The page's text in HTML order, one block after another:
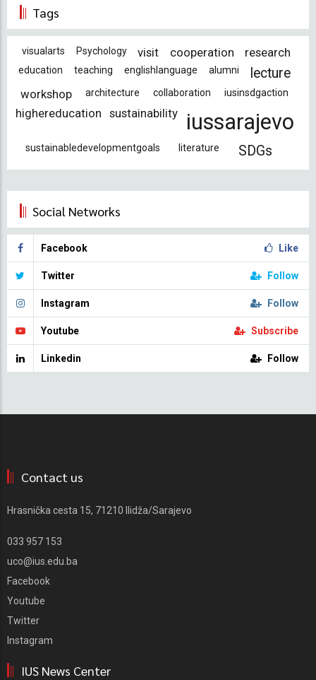
sayfa
Tags
visualarts Psychology visit cooperation research
education teaching englishlanguage alumni lecture
workshop architecture collaboration iusinsdgaction
highereducation sustainability iussarajevo
sustainabledevelopmentgoals literature SDGs
Social Networks
Facebook Like
Twitter Follow
Instagram Follow
Youtube Subscribe
Linkedin Follow
Contact us
Hrasnička cesta 15, 71210 Ilidža/Sarajevo
033 957 153
uco@ius.edu.ba
Facebook
Youtube
Twitter
Instagram
IUS News Center